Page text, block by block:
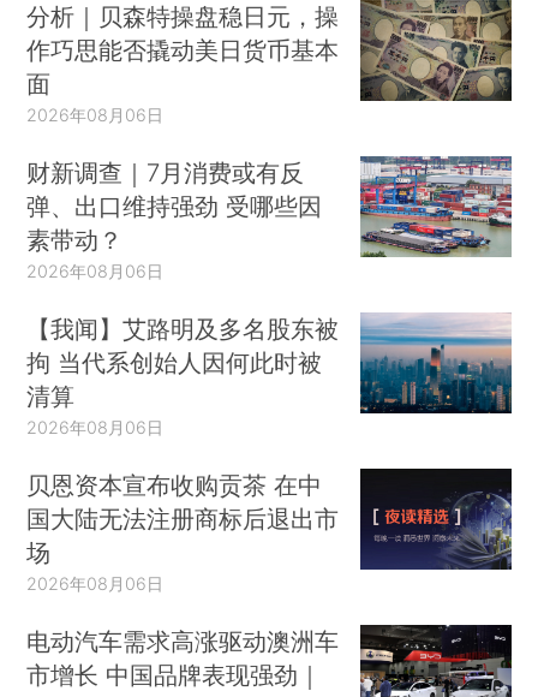
分析｜贝森特操盘稳日元，操
作巧思能否撬动美日货币基本
面
2026年08月06日
财新调查｜7月消费或有反
弹、出口维持强劲 受哪些因
素带动？
2026年08月06日
【我闻】艾路明及多名股东被
拘 当代系创始人因何此时被
清算
2026年08月06日
贝恩资本宣布收购贡茶 在中
国大陆无法注册商标后退出市
场
2026年08月06日
电动汽车需求高涨驱动澳洲车
市增长 中国品牌表现强劲｜